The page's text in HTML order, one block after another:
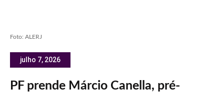
Foto: ALERJ
julho 7, 2026
PF prende Márcio Canella, pré-